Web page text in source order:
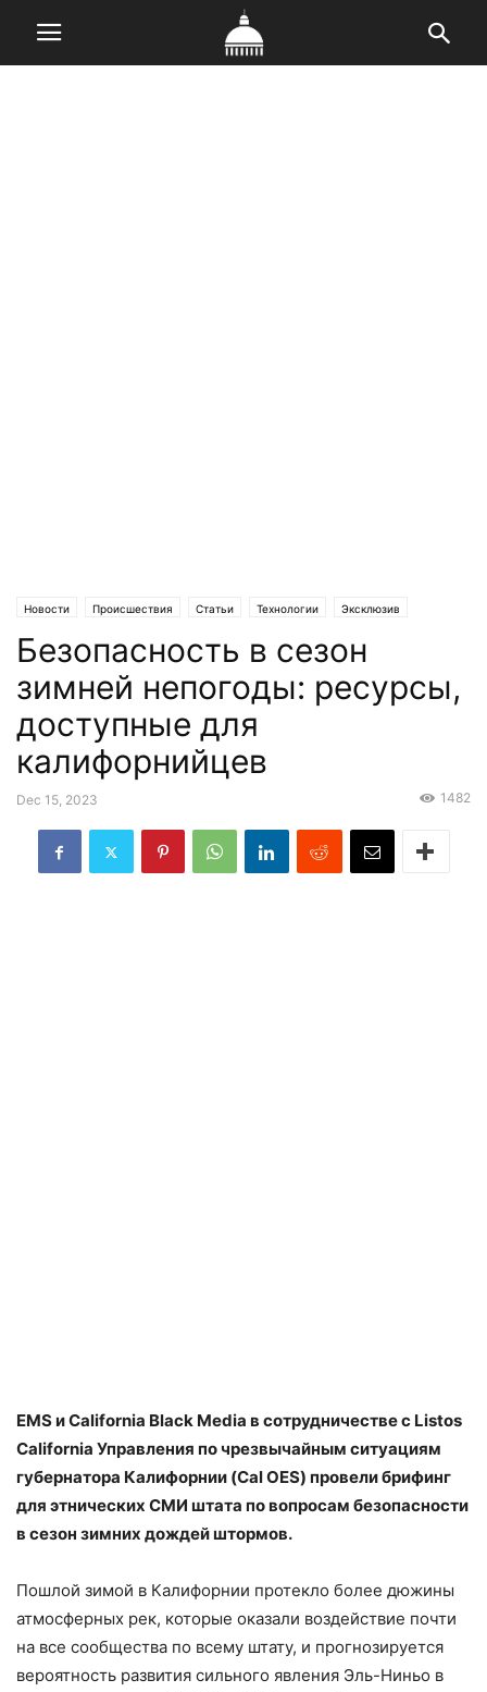
Новости Происшествия Статьи Технологии Эксклюзив
Безопасность в сезон
зимней непогоды: ресурсы,
доступные для
калифорнийцев
Dec 15, 2023 1482
EMS и California Black Media в сотрудничестве с Listos
California Управления по чрезвычайным ситуациям
губернатора Калифорнии (Cal OES) провели брифинг
для этнических СМИ штата по вопросам безопасности
в сезон зимних дождей штормов.
Пошлой зимой в Калифорнии протекло более дюжины
атмосферных рек, которые оказали воздействие почти
на все сообщества по всему штату, и прогнозируется
вероятность развития сильного явления Эль-Ниньо в